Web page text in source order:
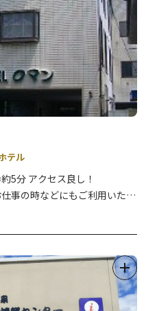
テル
5分 アクセス良し！
事の時などにもご利用いただ